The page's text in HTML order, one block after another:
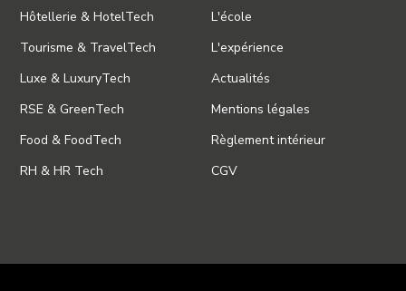
Hôtellerie & HotelTech
Tourisme & TravelTech
Luxe & LuxuryTech
RSE & GreenTech
Food & FoodTech
RH & HR Tech
L'école
L'expérience
Actualités
Mentions légales
Règlement intérieur
CGV